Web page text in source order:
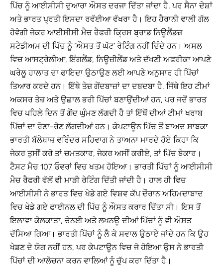
ਪਿੱਚ ਨੂੰ ਆਈਸੀਸੀ ਦੁਆਰਾ ਔਸਤ ਦਰਜਾ ਦਿੱਤਾ ਜਾਂਦਾ ਹੈ, ਪਰ ਸੈਨਾ ਦੇਸ਼ਾਂ
ਅਤੇ ਭਾਰਤ ਪ੍ਰਤੀ ਇਸਦਾ ਰਵੱਈਆ ਵੱਖਰਾ ਹੈ। ਇਹ ਹੈਰਾਨੀ ਵਾਲੀ ਗੱਲ
ਹੋਵੇਗੀ ਜੇਕਰ ਆਈਸੀਸੀ ਮੈਚ ਰੈਫਰੀ ਕ੍ਰਿਸ ਬ੍ਰਾਡ ਨਿਊਲੈਂਡਜ਼
ਸਟੇਡੀਅਮ ਦੀ ਪਿੱਚ ਨੂੰ ‘ਔਸਤ ਤੋਂ ਘੱਟ’ ਰੇਟਿੰਗ ਨਹੀਂ ਦਿੰਦੇ ਹਨ। ਅਸਲ
ਵਿਚ ਆਸਟ੍ਰੇਲੀਆ, ਇੰਗਲੈਂਡ, ਨਿਊਜ਼ੀਲੈਂਡ ਅਤੇ ਦੱਖਣੀ ਅਫਰੀਕਾ ਆਪਣੇ
ਘਰੇਲੂ ਹਾਲਾਤ ਦਾ ਫਾਇਦਾ ਉਠਾਉਣ ਲਈ ਆਪਣੇ ਅਨੁਸਾਰ ਹੀ ਪਿੱਚਾਂ
ਤਿਆਰ ਕਰਦੇ ਹਨ। ਇੱਥੇ ਤੇਜ਼ ਗੇਂਦਬਾਜ਼ਾਂ ਦਾ ਦਬਦਬਾ ਹੈ, ਜਿੱਥੇ ਇਹ ਟੀਮਾਂ
ਅਕਸਰ ਤੇਜ਼ ਅਤੇ ਉਛਾਲ ਭਰੀ ਪਿੱਚਾਂ ਬਣਾਉਂਦੀਆਂ ਹਨ, ਪਰ ਜਦੋਂ ਭਾਰਤ
ਵਿਚ ਪਹਿਲੇ ਦਿਨ ਤੋਂ ਗੇਂਦ ਘੁੰਮਣ ਲੱਗਦੀ ਹੈ ਤਾਂ ਇੱਥੋਂ ਦੀਆਂ ਟੀਮਾਂ ਖਰਾਬ
ਪਿੱਚਾਂ ਦਾ ਰੋਣਾ-ਰੋਣ ਲੱਗਦੀਆਂ ਹਨ। ਕੇਪਟਾਊਨ ਪਿੱਚ ਤੋਂ ਬਾਅਦ ਸਾਬਕਾ
ਭਾਰਤੀ ਬੱਲੇਬਾਜ਼ ਵਰਿੰਦਰ ਸਹਿਵਾਗ ਨੇ ਤਾਅਨਾ ਮਾਰਦੇ ਹੋਏ ਕਿਹਾ ਕਿ
ਜੇਕਰ ਤੁਸੀਂ ਕਰੋ ਤਾਂ ਚਮਤਕਾਰ, ਜੇਕਰ ਅਸੀਂ ਕਰੀਏ, ਤਾਂ ਪਿੱਚ ਬੇਕਾਰ।
ਟੈਸਟ ਮੈਚ 107 ਓਵਰਾਂ ਵਿਚ ਖਤਮ ਹੋਇਆ। ਭਾਰਤੀ ਪਿੱਚਾਂ ਨੂੰ ਆਈਸੀਸੀ
ਮੈਚ ਰੈਫਰੀ ਵੱਲੋਂ ਵੀ ਮਾੜੀ ਰੇਟਿੰਗ ਦਿੱਤੀ ਜਾਂਦੀ ਹੈ। ਹਾਲ ਹੀ ਵਿਚ
ਆਈਸੀਸੀ ਨੇ ਭਾਰਤ ਵਿਚ ਖੇਡੇ ਗਏ ਵਿਸ਼ਵ ਕੱਪ ਦੌਰਾਨ ਅਹਿਮਦਾਬਾਦ
ਵਿਚ ਖੇਡੇ ਗਏ ਫਾਈਨਲ ਦੀ ਪਿੱਚ ਨੂੰ ਔਸਤ ਕਰਾਰ ਦਿੱਤਾ ਸੀ। ਇਸ ਤੋਂ
ਇਲਾਵਾ ਕੋਲਕਾਤਾ, ਚੇਨਈ ਅਤੇ ਲਖਨਊ ਦੀਆਂ ਪਿੱਚਾਂ ਨੂੰ ਵੀ ਔਸਤ
ਦੱਸਿਆ ਗਿਆ। ਭਾਰਤੀ ਪਿੱਚਾਂ ਨੂੰ ਲੈ ਕੇ ਸਵਾਲ ਉਠਾਏ ਜਾਂਦੇ ਹਨ ਕਿ ਉਹ
ਖੇਡਣ ਦੇ ਯੋਗ ਨਹੀਂ ਹਨ, ਪਰ ਕੇਪਟਾਊਨ ਵਿਚ ਜੋ ਹੋਇਆ ਉਸ ਨੇ ਭਾਰਤੀ
ਪਿੱਚਾਂ ਦੀ ਆਲੋਚਨਾ ਕਰਨ ਵਾਲਿਆਂ ਨੂੰ ਚੁੱਪ ਕਰਾ ਦਿੱਤਾ ਹੈ।